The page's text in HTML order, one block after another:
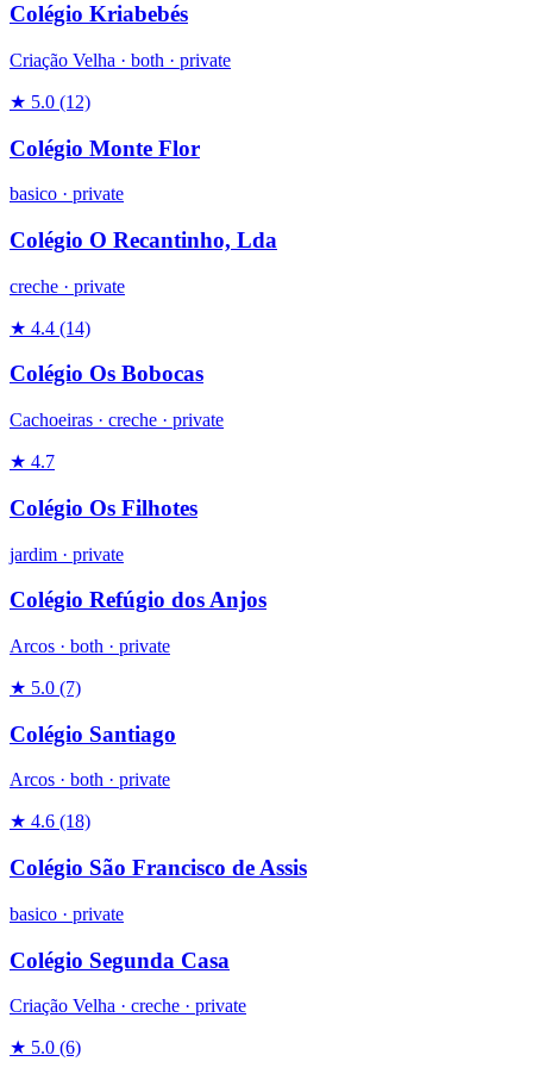
Colégio Kriabebés
Criação Velha · both · private
★ 5.0 (12)
Colégio Monte Flor
basico · private
Colégio O Recantinho, Lda
creche · private
★ 4.4 (14)
Colégio Os Bobocas
Cachoeiras · creche · private
★ 4.7
Colégio Os Filhotes
jardim · private
Colégio Refúgio dos Anjos
Arcos · both · private
★ 5.0 (7)
Colégio Santiago
Arcos · both · private
★ 4.6 (18)
Colégio São Francisco de Assis
basico · private
Colégio Segunda Casa
Criação Velha · creche · private
★ 5.0 (6)